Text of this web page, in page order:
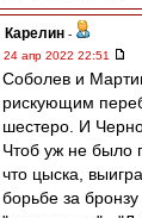
Карелин -
24 апр 2022 22:51
Соболев и
рискующим
шестеро. И
Чтоб уж не было
что цыска,
борьбе за